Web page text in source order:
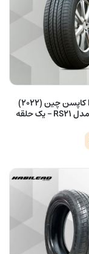
تایر KAPSEN کاپسن چین (2022)